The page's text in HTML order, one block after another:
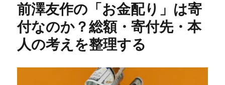
前澤友作の「お金配り」は寄
付なのか？総額・寄付先・本
人の考えを整理する